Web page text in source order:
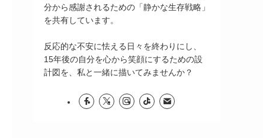
分から感謝されるための「静かな生存戦略」
を共有しています。
反応的な不安に怯える日々を終わりにし、
15年後の自分を心から笑顔にするための設
計図を、私と一緒に描いてみませんか？